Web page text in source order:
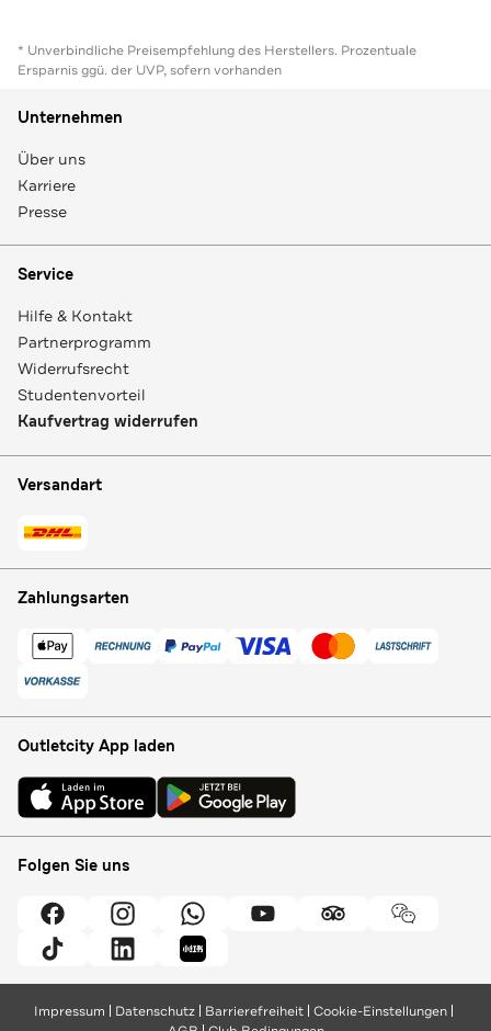
* Unverbindliche Preisempfehlung des Herstellers. Prozentuale
Ersparnis ggü. der UVP, sofern vorhanden
Unternehmen
Über uns
Karriere
Presse
Service
Hilfe & Kontakt
Partnerprogramm
Widerrufsrecht
Studentenvorteil
Kaufvertrag widerrufen
Versandart
Zahlungsarten
Outletcity App laden
Folgen Sie uns
Impressum Datenschutz Barrierefreiheit Cookie-Einstellungen